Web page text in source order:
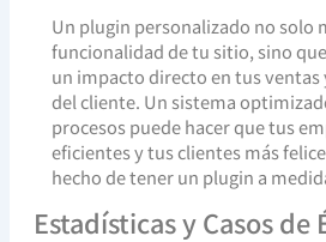
Un plugin personalizado no solo
funcionalidad de tu sitio, sino
un impacto directo en tus ventas
del cliente. Un sistema
procesos puede hacer que tus
eficientes y tus clientes más
hecho de tener un plugin a
Estadísticas y Casos de